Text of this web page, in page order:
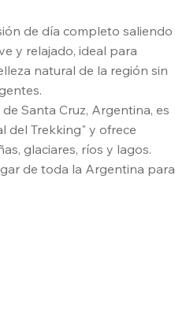
de día completo saliendo
y relajado, ideal para
natural de la región sin
Santa Cruz, Argentina, es
del Trekking" y ofrece
glaciares, ríos y lagos.
de toda la Argentina para